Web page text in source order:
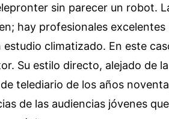
sin parecer un robot.
hay profesionales
estudio climatizado. En este
Su estilo directo, alejado de
telediario de los años
de las audiencias jóvenes